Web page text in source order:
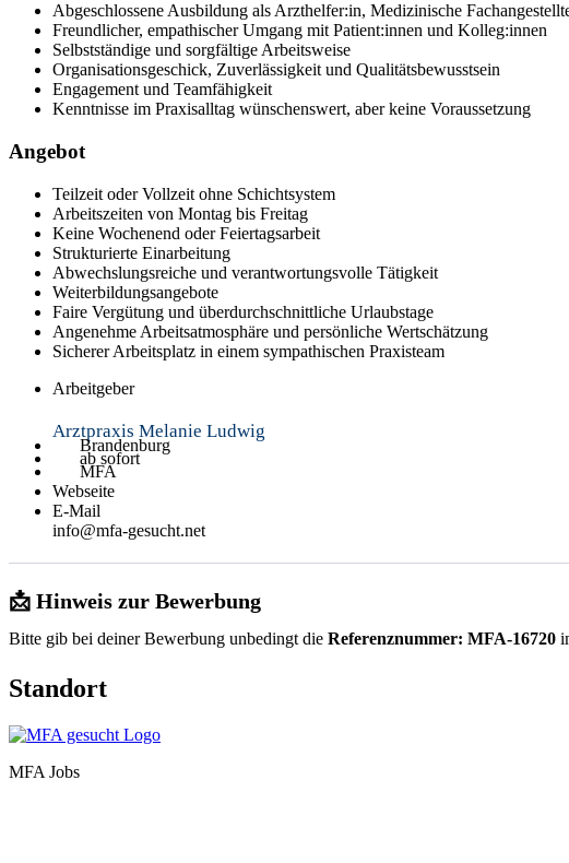
Abgeschlossene Ausbildung als Arzthelfer:in, Medizinische
Freundlicher, empathischer Umgang mit Patient:innen und Kolleg:innen
Selbstständige und sorgfältige Arbeitsweise
Organisationsgeschick, Zuverlässigkeit und Qualitätsbewusstsein
Engagement und Teamfähigkeit
Kenntnisse im Praxisalltag wünschenswert, aber keine Voraussetzung
Angebot
Teilzeit oder Vollzeit ohne Schichtsystem
Arbeitszeiten von Montag bis Freitag
Keine Wochenend oder Feiertagsarbeit
Strukturierte Einarbeitung
Abwechslungsreiche und verantwortungsvolle Tätigkeit
Weiterbildungsangebote
Faire Vergütung und überdurchschnittliche Urlaubstage
Angenehme Arbeitsatmosphäre und persönliche Wertschätzung
Sicherer Arbeitsplatz in einem sympathischen Praxisteam
Arbeitgeber
Arztpraxis Melanie Ludwig
Brandenburg
ab sofort
MFA
Webseite
E-Mail
info@mfa-gesucht.net
📩 Hinweis zur Bewerbung
Bitte gib bei deiner Bewerbung unbedingt die Referenznummer: MFA-16720
Standort
MFA Jobs